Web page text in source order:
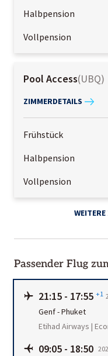
Halbpension
Vollpension
Pool Access(UBQ)
ZIMMERDETAILS
Frühstück
Halbpension
Vollpension
Passender Flug
21:15 - 17:55 +1
Genf-Phuket
Etihad Airways |
09:05 - 18:50